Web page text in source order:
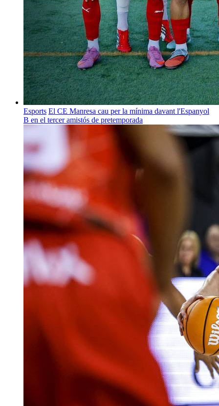
Esports El CE Manresa cau per la mínima davant l'Espanyol
B en el tercer amistós de pretemporada